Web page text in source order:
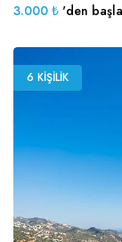
3.000 ₺ 'den
6 KIŞILIK